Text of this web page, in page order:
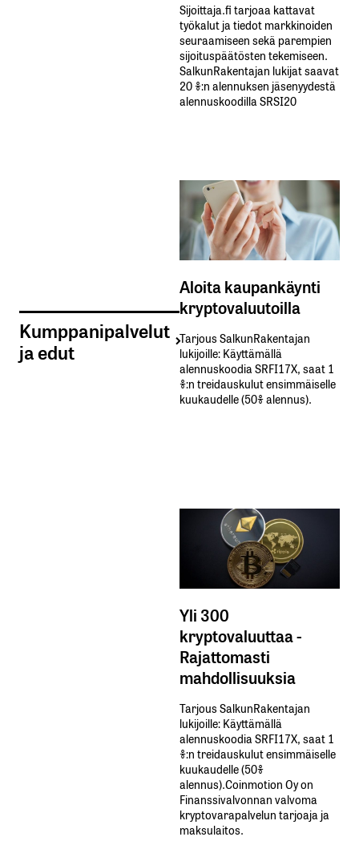
Kumppanipalvelut
ja edut
Sijoittaja.fi tarjoaa kattavat
työkalut ja tiedot markkinoiden
seuraamiseen sekä parempien
sijoituspäätösten tekemiseen.
SalkunRakentajan lukijat saavat
20 %:n alennuksen jäsenyydestä
alennuskoodilla SRSI20
Aloita kaupankäynti
kryptovaluutoilla
Tarjous SalkunRakentajan
lukijoille: Käyttämällä​ ​
alennuskoodia​ ​SRFI17X,​ ​saat​ ​1
%:n treidauskulut​ ​ensimmäiselle​ ​
kuukaudelle​ ​(50%​ ​alennus).
Yli 300
kryptovaluuttaa -
Rajattomasti
mahdollisuuksia
Tarjous SalkunRakentajan
lukijoille: Käyttämällä​ ​
alennuskoodia​ ​SRFI17X,​ ​saat​ ​1
%:n treidauskulut​ ​ensimmäiselle​ ​
kuukaudelle​ ​(50%​ ​
alennus).Coinmotion Oy on
Finanssivalvonnan valvoma
kryptovarapalvelun tarjoaja ja
maksulaitos.